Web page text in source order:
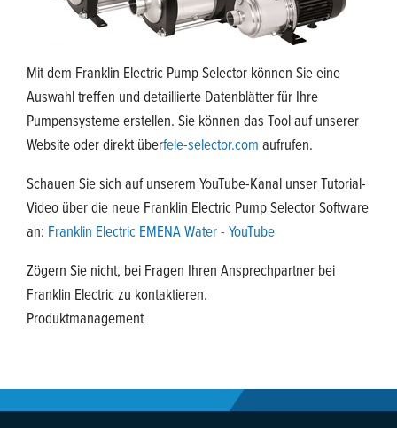
Mit dem Franklin Electric Pump Selector können Sie eine
Auswahl treffen und detaillierte Datenblätter für Ihre
Pumpensysteme erstellen. Sie können das Tool auf unserer
Website oder direkt überfele-selector.com aufrufen.
Schauen Sie sich auf unserem YouTube-Kanal unser Tutorial-
Video über die neue Franklin Electric Pump Selector Software
an: Franklin Electric EMENA Water - YouTube
Zögern Sie nicht, bei Fragen Ihren Ansprechpartner bei
Franklin Electric zu kontaktieren.
Produktmanagement